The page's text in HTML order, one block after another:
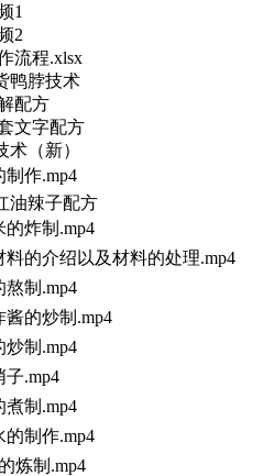
1
2
流程.xlsx
鸭脖技术
配方
文字配方
术（新）
制作.mp4
油辣子配方
的炸制.mp4
料的介绍以及材料的处理.mp4
熬制.mp4
酱的炒制.mp4
炒制.mp4
子.mp4
煮制.mp4
的制作.mp4
炼制.mp4